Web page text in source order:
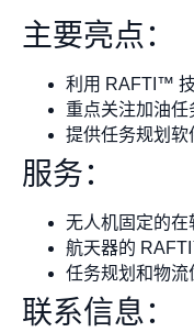
主要亮点：
利用 RAFTI™ 技
重点关注加油任
提供任务规划软
服务：
无人机固定的在
航天器的
任务规划和物流
联系信息：